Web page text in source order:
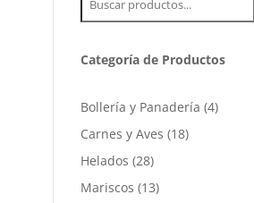
Categoría de Productos
Bollería y Panadería 44
Carnes y Aves 1818
Helados 2828
productos
Mariscos 1313